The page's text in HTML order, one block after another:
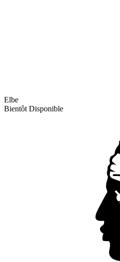
Elbe
Bientôt Disponible